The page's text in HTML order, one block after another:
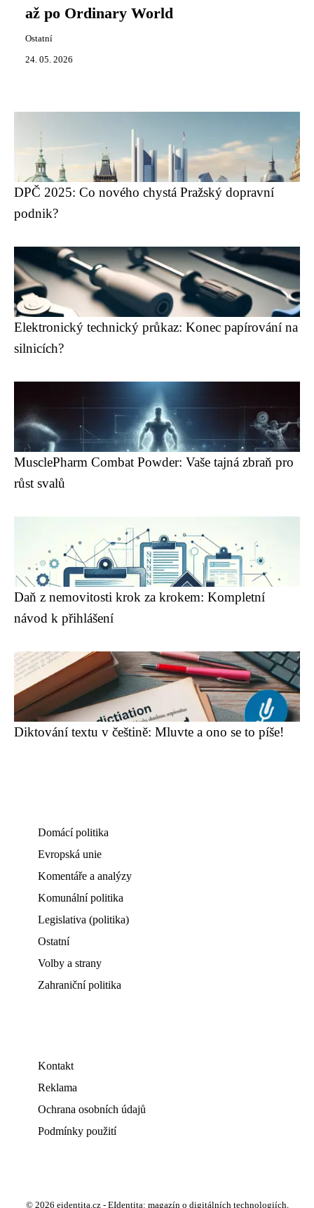
až po Ordinary World
Ostatní
24. 05. 2026
DPČ 2025: Co nového chystá Pražský dopravní
podnik?
Elektronický technický průkaz: Konec papírování na
silnicích?
MusclePharm Combat Powder: Vaše tajná zbraň pro
růst svalů
Daň z nemovitosti krok za krokem: Kompletní
návod k přihlášení
Diktování textu v češtině: Mluvte a ono se to píše!
Domácí politika
Evropská unie
Komentáře a analýzy
Komunální politika
Legislativa (politika)
Ostatní
Volby a strany
Zahraniční politika
Kontakt
Reklama
Ochrana osobních údajů
Podmínky použití
© 2026 eidentita.cz - EIdentita: magazín o digitálních technologiích,